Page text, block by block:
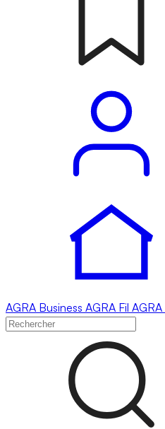
AGRA Business AGRA Fil AGRA